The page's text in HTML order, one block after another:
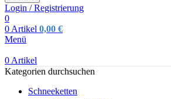
Login / Registrierung
0
0 Artikel 0,00 €
Menü
0 Artikel
Kategorien durchsuchen
Schneeketten